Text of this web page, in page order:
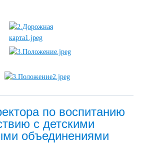
по воспитанию
с детскими
объединениями